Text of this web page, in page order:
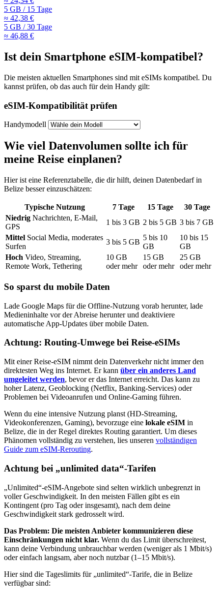
5 GB /15 Tage
≈ 42,38 €
5 GB /30 Tage
≈ 46,88 €
Ist dein Smartphone eSIM-kompatibel?
Die meisten aktuellen Smartphones sind mit eSIMs kompatibel. Du
kannst prüfen, ob das auch für dein Handy gilt:
eSIM-Kompatibilität prüfen
Handymodell
Wie viel Datenvolumen sollte ich für
meine Reise einplanen?
Hier ist eine Referenztabelle, die dir hilft, deinen Datenbedarfin
Belize besser einzuschätzen:
Typische Nutzung 7 Tage 15 Tage 30 Tage
Niedrig Nachrichten, E-Mail,
GPS
1 bis 3 GB 2 bis 5 GB 3 bis 7 GB
Mittel Social Media, moderates
Surfen
3 bis 5 GB
5 bis 10
GB
10 bis 15
GB
Hoch Video, Streaming,
Remote Work, Tethering
10 GB
oder mehr
15 GB
oder mehr
25 GB
oder mehr
So sparst du mobile Daten
Lade Google Maps für die Offline-Nutzung vorab herunter, lade
Medieninhalte vor der Abreise herunter und deaktiviere
automatische App-Updates über mobile Daten.
Achtung: Routing-Umwege bei Reise-eSIMs
Mit einer Reise-eSIM nimmt dein Datenverkehr nicht immer den
direktesten Weg ins Internet. Er kann über ein anderes Land
umgeleitet werden, bevor er das Internet erreicht. Das kann zu
hoher Latenz, Geoblocking (Netflix, Banking-Services) oder
Problemen bei Videoanrufen und Online-Gaming führen.
Wenn du eine intensive Nutzung planst (HD-Streaming,
Videokonferenzen, Gaming), bevorzuge eine lokale eSIM in
Belize, die in der Regel direktes Routing garantiert. Um dieses
Phänomen vollständig zu verstehen, lies unseren vollständigen
Guide zum eSIM-Rerouting.
Achtung bei „unlimited data“-Tarifen
„Unlimited“-eSIM-Angebote sind selten wirklich unbegrenzt in
voller Geschwindigkeit. In den meisten Fällen gibt es ein
Kontingent (pro Tag oder insgesamt), nach dem deine
Geschwindigkeit stark gedrosselt wird.
Das Problem: Die meisten Anbieter kommunizieren diese
Einschränkungen nicht klar. Wenn du das Limit überschreitest,
kann deine Verbindung unbrauchbar werden (weniger als 1 Mbit/s)
oder einfach langsam, aber noch nutzbar (1–15 Mbit/s).
Hier sind die Tageslimits für „unlimited“-Tarife, die in Belize
verfügbar sind: